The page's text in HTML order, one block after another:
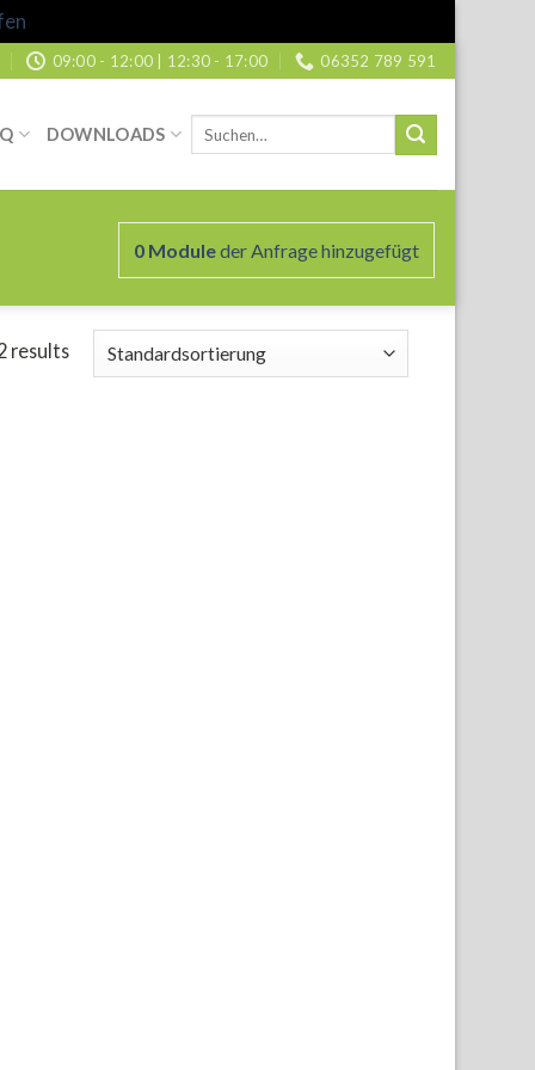
09:00 - 12:00 | 12:30 - 17:00 06352 789 591
DOWNLOADS
nach:
0Moduleder Anfrage hinzugefügt
results